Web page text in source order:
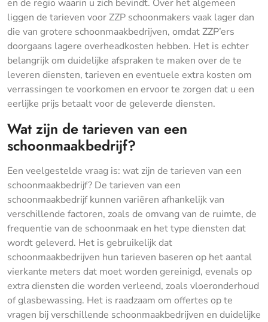
en de regio waarin u zich bevindt. Over het algemeen
liggen de tarieven voor ZZP schoonmakers vaak lager dan
die van grotere schoonmaakbedrijven, omdat ZZP’ers
doorgaans lagere overheadkosten hebben. Het is echter
belangrijk om duidelijke afspraken te maken over de te
leveren diensten, tarieven en eventuele extra kosten om
verrassingen te voorkomen en ervoor te zorgen dat u een
eerlijke prijs betaalt voor de geleverde diensten.
Wat zijn de tarieven van een
schoonmaakbedrijf?
Een veelgestelde vraag is: wat zijn de tarieven van een
schoonmaakbedrijf? De tarieven van een
schoonmaakbedrijf kunnen variëren afhankelijk van
verschillende factoren, zoals de omvang van de ruimte, de
frequentie van de schoonmaak en het type diensten dat
wordt geleverd. Het is gebruikelijk dat
schoonmaakbedrijven hun tarieven baseren op het aantal
vierkante meters dat moet worden gereinigd, evenals op
extra diensten die worden verleend, zoals vloeronderhoud
of glasbewassing. Het is raadzaam om offertes op te
vragen bij verschillende schoonmaakbedrijven en duidelijke